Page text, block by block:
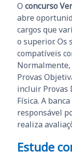
O concurso
abre
cargos que
o superior. Os
compatíveis
Normalmente,
Provas
incluir Provas
Física. A
responsável
realiza
Estude